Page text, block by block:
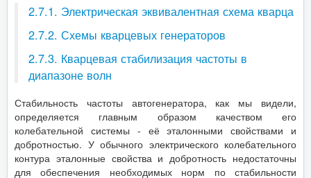
2.7.1. Электрическая эквивалентная схема кварца
2.7.2. Схемы кварцевых генераторов
2.7.3. Кварцевая стабилизация частоты в
диапазоне волн
Стабильность частоты автогенератора, как мы видели,
определяется главным образом качеством его
колебательной системы - её эталонными свойствами и
добротностью. У обычного электрического колебательного
контура эталонные свойства и добротность недостаточны
для обеспечения необходимых норм по стабильности